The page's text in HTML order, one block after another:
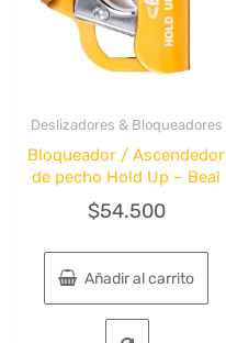
Deslizadores & Bloqueadores
Bloqueador / Ascendedor
de pecho Hold Up – Beal
$54.500
Añadir al carrito